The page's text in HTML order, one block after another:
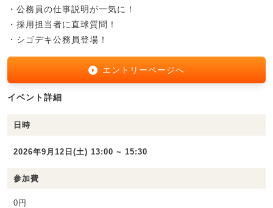
・公務員の仕事説明が一気に！
・採用担当者に直球質問！
・シゴデキ公務員登場！
エントリーページへ
イベント詳細
日時
2026年9月12日(土) 13:00 ~ 15:30
参加費
0円